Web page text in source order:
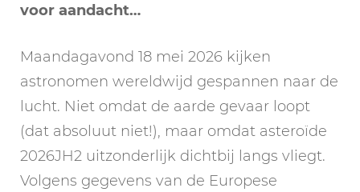
voor aandacht…
Maandagavond 18 mei 2026 kijken
astronomen wereldwijd gespannen naar de
lucht. Niet omdat de aarde gevaar loopt
(dat absoluut niet!), maar omdat asteroïde
2026JH2 uitzonderlijk dichtbij langs vliegt.
Volgens gegevens van de Europese